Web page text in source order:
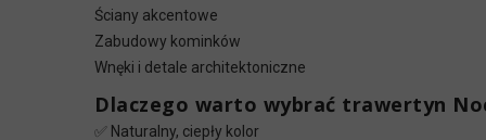
Ściany akcentowe
Zabudowy kominków
Wnęki i detale architektoniczne
Dlaczego warto wybrać trawertyn
✅ Naturalny, ciepły kolor